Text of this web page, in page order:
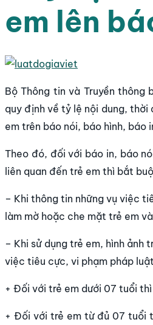
em lên
Bộ Thông tin và Truyền thông
quy định về tỷ lệ nội dung, thời
em trên báo nói, báo hình, báo
Theo đó, đối với báo in, báo
liên quan đến trẻ em thì bắt
– Khi thông tin những vụ việc
làm mờ hoặc che mặt trẻ em
– Khi sử dụng trẻ em, hình ảnh
việc tiêu cực, vi phạm pháp
+ Đối với trẻ em dưới 07 tuổi
+ Đối với trẻ em từ đủ 07 tuổi